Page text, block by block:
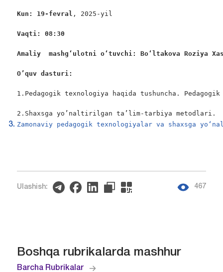
Kun: 19-fevral , 2025-yil
Vaqti: 08:30
Amaliy  mashgʻulotni oʻtuvchi: Bo‘ltakova Roziya
O’quv dasturi:
1.Pedagogik texnologiya haqida tushuncha.
2.Shaxsga yo’naltirilgan ta’lim-tarbiya metodlari.
Zamonaviy pedagogik texnologiyalar va shaxsga
Ulashish: 467
Boshqa rubrikalarda mashhur
Barcha Rubrikalar